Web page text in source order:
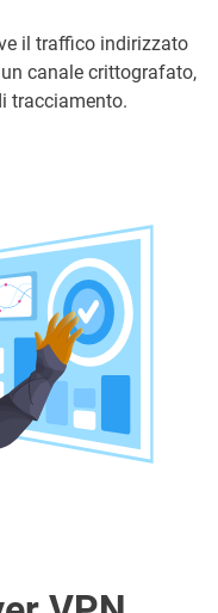
il traffico indirizzato
canale crittografato,
tracciamento.